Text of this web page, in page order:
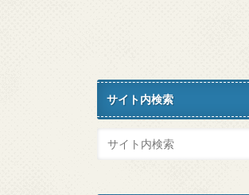
サイト内検索